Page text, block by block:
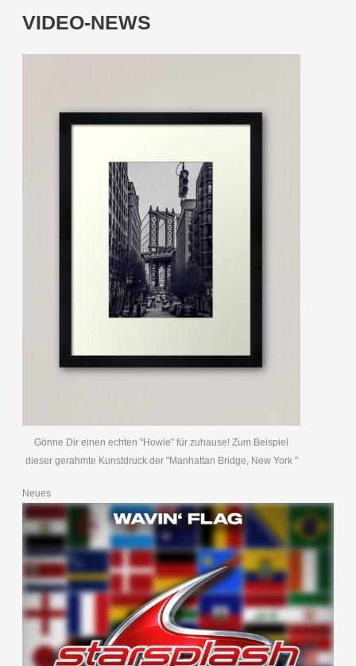
VIDEO-NEWS
Gönne Dir einen echten "Howie" für zuhause! Zum Beispiel
dieser gerahmte Kunstdruck der "Manhattan Bridge, New York "
Neues